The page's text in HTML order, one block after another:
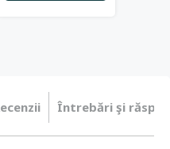
Întrebări şi